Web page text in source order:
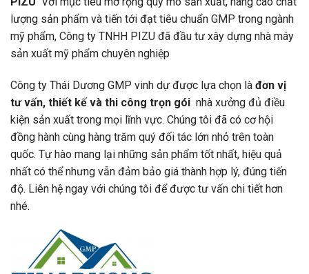
lượng sản phẩm và tiến tới đạt tiêu chuẩn GMP trong ngành
mỹ phẩm, Công ty TNHH PIZU đã đầu tư xây dựng nhà máy
sản xuất mỹ phẩm chuyên nghiệp
Công ty Thái Dương GMP vinh dự được lựa chọn là đơn vị
tư vấn, thiết kế và thi công trọn gói nhà xưởng đủ điều
kiện sản xuất trong mọi lĩnh vực. Chúng tôi đã có cơ hội
đồng hành cùng hàng trăm quý đối tác lớn nhỏ trên toàn
quốc. Tự hào mang lại những sản phẩm tốt nhất, hiệu quả
nhất có thể nhưng vẫn đảm bảo giá thành hợp lý, đúng tiến
độ. Liên hệ ngay với chúng tôi để được tư vấn chi tiết hơn
nhé.